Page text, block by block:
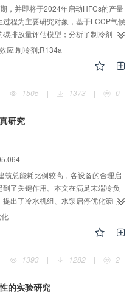
，并即将于2024年启动HFCs的产量
程为主要研究对象，基于LCCP气候
排放量评估模型；分析了制冷剂回
空调制冷剂R134a的回收再生为案
结果表明：本文案例中，对制冷剂进
42％，制冷剂回收再生的经济性能主
，工人工资按月最低工资标准时净
的50％）以上可在2年内开始盈利。
应;制冷剂;R134a
1505
| 1373 | 0
研究
筑总能耗比例较高，各设备的合理启
了关键作用。本文在满足末端冷负
出了冷水机组、水泵启停优化策略
度、冷却水流量作为独立优化控制
建筑为例，利用DeST软件模拟了建筑
验证，结果表明：在负荷率
提高了10.9%，平均节省能耗
典型日，集中空调水系统平均节省能
1393
| 1282 | 2
的实验研究